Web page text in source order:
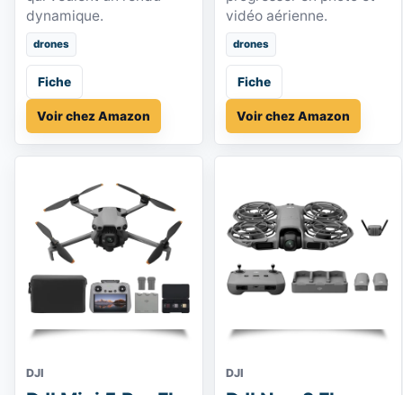
dynamique.
drones
Fiche
Voir chez Amazon
vidéo aérienne.
drones
Fiche
Voir chez Amazon
DJI DJI